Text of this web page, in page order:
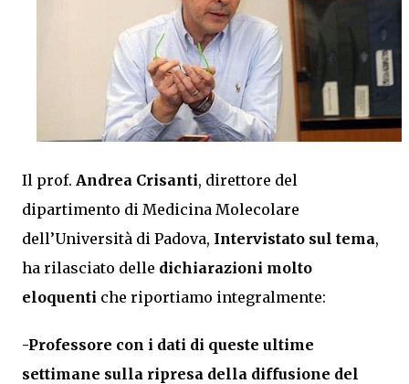
Il prof. Andrea Crisanti, direttore del
dipartimento di Medicina Molecolare
dell’Università di Padova, Intervistato sul tema,
ha rilasciato delle dichiarazioni molto
eloquenti che riportiamo integralmente:
-Professore con i dati di queste ultime
settimane sulla ripresa della diffusione del